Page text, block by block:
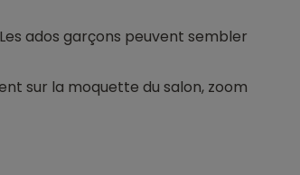
ados garçons peuvent sembler
sur la moquette du salon, zoom